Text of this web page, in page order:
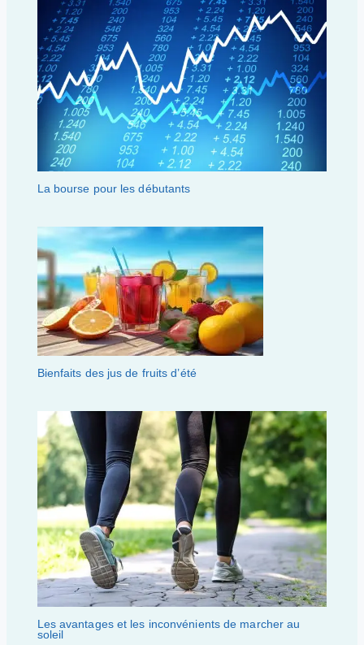
La bourse pour les débutants
Bienfaits des jus de fruits d’été
Les avantages et les inconvénients de marcher au
soleil